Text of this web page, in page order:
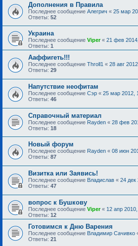
Дополнения в Правила
Последнее сообщение Алегрич « 25 мар
Ответы: 52
Украина
Последнее сообщение Viper« 21 фев
Ответы: 1
Ааффигеть!!!
Последнее сообщение Throll1 « 28 авг
Ответы: 29
Напутствие неофитам
Последнее сообщение Сэр « 25 мар 2012,
Ответы: 46
Справочный материал
Последнее сообщение Rayden « 28 фев
Ответы: 18
Новый форум
Последнее сообщение Rayden « 08 июн
Ответы: 87
Визитка или Заявись!
Последнее сообщение Владислав « 24 дек
Ответы: 47
вопрос к Бушкову
Последнее сообщение Viper« 12 апр
Ответы: 12
Готовимся к Дню Варения
Последнее сообщение Владимир Сачивко
Ответы: 21